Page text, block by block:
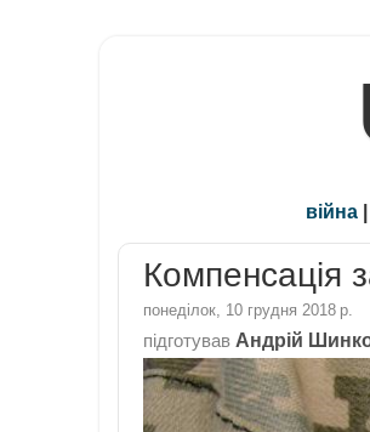
війна |
Компенсація
понеділок, 10 грудня 2018 р.
підготував Андрій